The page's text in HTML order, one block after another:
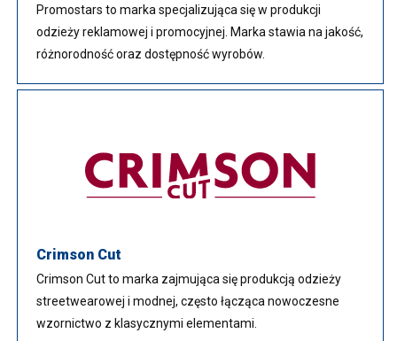
Promostars to marka specjalizująca się w produkcji
odzieży reklamowej i promocyjnej. Marka stawia na jakość,
różnorodność oraz dostępność wyrobów.
Crimson Cut
Crimson Cut to marka zajmująca się produkcją odzieży
streetwearowej i modnej, często łącząca nowoczesne
wzornictwo z klasycznymi elementami.